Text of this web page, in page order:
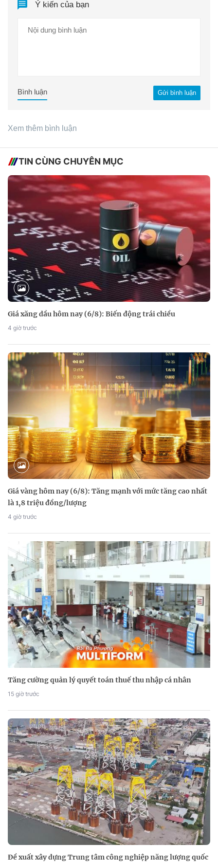
Ý kiến của bạn
Gửi bình luận
Bình luận
Xem thêm bình luận
TIN CÙNG CHUYÊN MỤC
Giá xăng dầu hôm nay (6/8): Biến động trái chiều
4 giờ trước
Giá vàng hôm nay (6/8): Tăng mạnh với mức tăng cao nhất
là 1,8 triệu đồng/lượng
4 giờ trước
Tăng cường quản lý quyết toán thuế thu nhập cá nhân
15 giờ trước
Đề xuất xây dựng Trung tâm công nghiệp năng lượng quốc